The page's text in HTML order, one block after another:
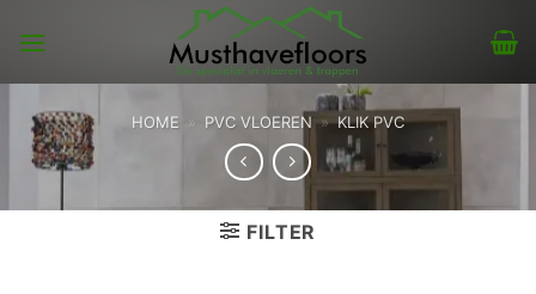
HOME » PVC VLOEREN » KLIK PVC
FILTER